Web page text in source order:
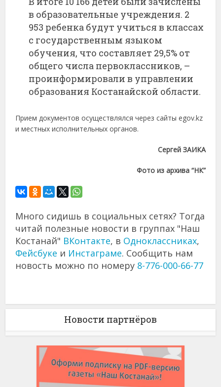
в образовательные учреждения. 2
953 ребенка будут учиться в классах
с государственным языком
обучения, что составляет 29,5% от
общего числа первоклассников, –
проинформировали в управлении
образования Костанайской области.
Прием документов осуществлялся через сайты egov.kz
и местных исполнительных органов.
Сергей ЗАИКА
Фото из архива “НК”
Много сидишь в социальных сетях? Тогда
читай полезные новости в группах "Наш
Костанай" ВКонтакте, в Одноклассниках,
Фейсбуке и Инстаграме. Сообщить нам
новость можно по номеру 8-776-000-66-77
Новости партнёров